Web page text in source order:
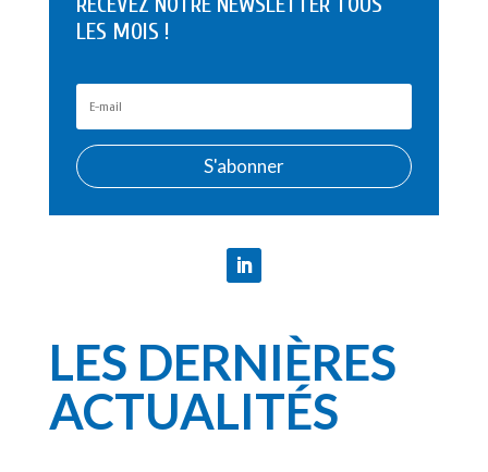
LES MOIS !
S'abonner
LES DERNIÈRES
ACTUALITÉS